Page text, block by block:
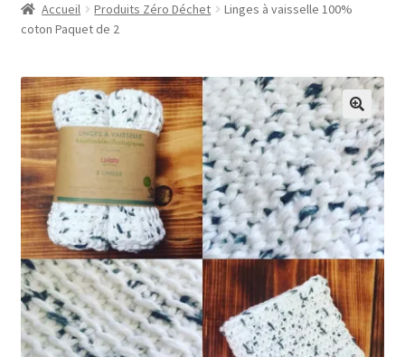
Account
Login
Password Reset
Register
Solde de la carte-cadeau
Boutique en ligne
Blog
Accueil Produits Zéro Déchet
Linges à vaisselle 100%
coton Paquet de 2